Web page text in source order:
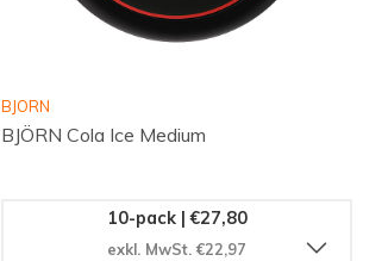
BJORN
BJÖRN Cola Ice Medium
10-pack | €27,80
exkl. MwSt. €22,97